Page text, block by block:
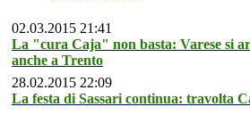
02.03.2015 21:41
La "cura Caja" non basta: Varese si
anche a Trento
28.02.2015 22:09
La festa di Sassari continua: travolta